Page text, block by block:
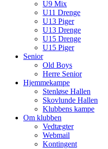
U9 Mix
U11 Drenge
U13 Piger
U13 Drenge
U15 Drenge
U15 Piger
Senior
Old Boys
Herre Senior
Hjemmekampe
Stenløse Hallen
Skovlunde Hallen
Klubbens kampe
Om klubben
Vedtægter
Webmail
Kontingent